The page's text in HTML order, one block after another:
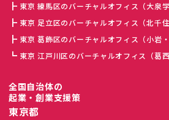
東京 練馬区のバーチャルオフィス（大泉
東京 足立区のバーチャルオフィス（北千
東京 葛飾区のバーチャルオフィス（小岩・
東京 江戸川区のバーチャルオフィス（葛西
全国自治体の
起業・創業支援策
東京都